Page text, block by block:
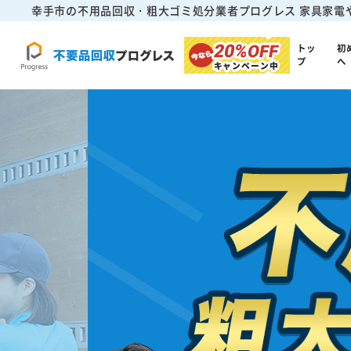
幸手市の不用品回収・粗大ゴミ処分業者プログレス 家具家電
20%OFF
キャンペーン中
トッ
プ
初
へ